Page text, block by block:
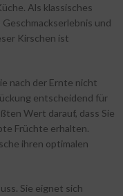
Als klassisches
und
Kirschen ist
nach der Ernte nicht
entscheidend für
Wert darauf, dass Sie
Früchte erhalten.
ihren optimalen
Sie eignet sich